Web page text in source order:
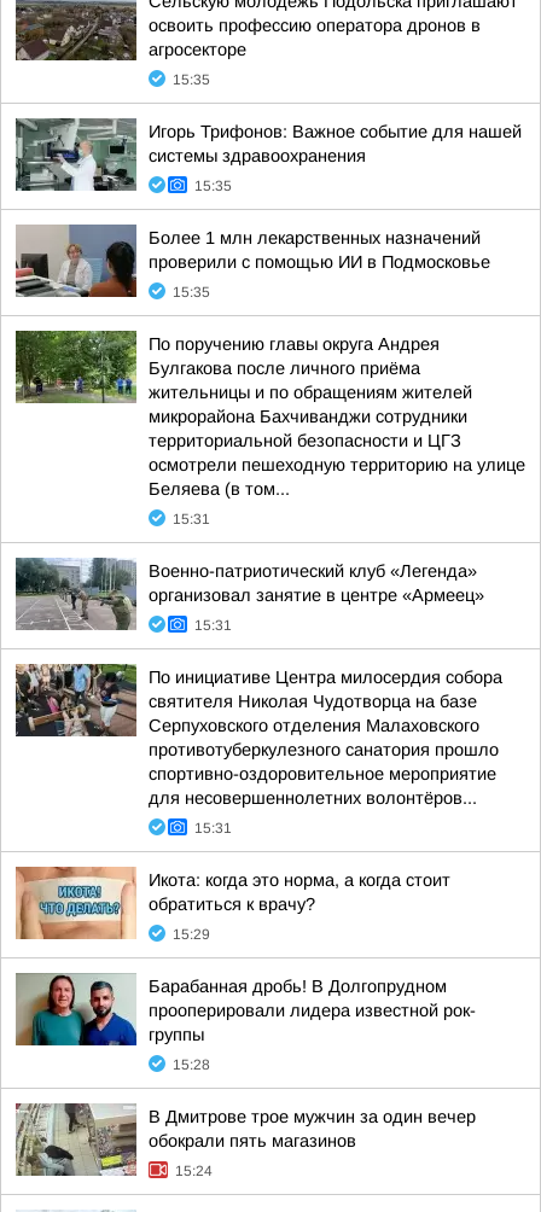
освоить профессию оператора дронов в
агросекторе
15:35
Игорь Трифонов: Важное событие для нашей
системы здравоохранения
15:35
Более 1 млн лекарственных назначений
проверили с помощью ИИ в Подмосковье
15:35
По поручению главы округа Андрея
Булгакова после личного приёма
жительницы и по обращениям жителей
микрорайона Бахчиванджи сотрудники
территориальной безопасности и ЦГЗ
осмотрели пешеходную территорию на улице
Беляева (в том...
15:31
Военно-патриотический клуб «Легенда»
организовал занятие в центре «Армеец»
15:31
По инициативе Центра милосердия собора
святителя Николая Чудотворца на базе
Серпуховского отделения Малаховского
противотуберкулезного санатория прошло
спортивно-оздоровительное мероприятие
для несовершеннолетних волонтёров...
15:31
Икота: когда это норма, а когда стоит
обратиться к врачу?
15:29
Барабанная дробь! В Долгопрудном
прооперировали лидера известной рок-
группы
15:28
В Дмитрове трое мужчин за один вечер
обокрали пять магазинов
15:24